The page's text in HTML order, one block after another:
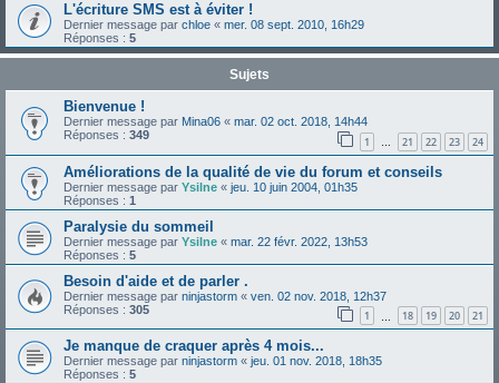
L'écriture SMS est à éviter !
Dernier message par chloe « mer. 08 sept. 2010, 16h29
Réponses : 5
Sujets
Bienvenue !
Dernier message par Mina06 « mar. 02 oct. 2018, 14h44
Réponses : 349 1 … 21 22 23 24
Améliorations de la qualité de vie du forum et conseils
Dernier message par Ysilne « jeu. 10 juin 2004, 01h35
Réponses : 1
Paralysie du sommeil
Dernier message par Ysilne « mar. 22 févr. 2022, 13h53
Réponses : 5
Besoin d'aide et de parler .
Dernier message par ninjastorm « ven. 02 nov. 2018, 12h37
Réponses : 305 1 18 19 20 21
Je manque de craquer après 4 mois...
Dernier message par ninjastorm « jeu. 01 nov. 2018, 18h35
Réponses : 5